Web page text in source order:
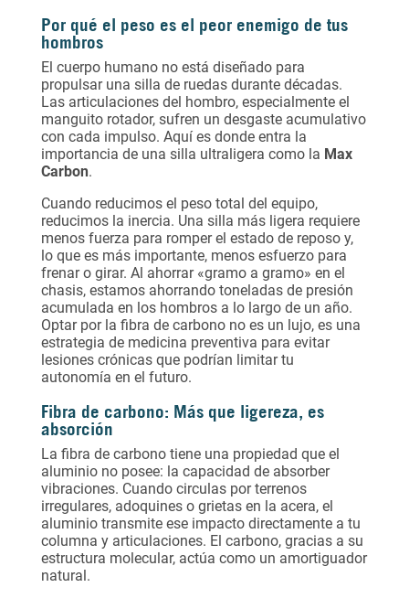
Por qué el peso es el peor enemigo de tus
hombros
El cuerpo humano no está diseñado para
propulsar una silla de ruedas durante décadas.
Las articulaciones del hombro, especialmente el
manguito rotador, sufren un desgaste acumulativo
con cada impulso. Aquí es donde entra la
importancia de una silla ultraligera como la Max
Carbon.
Cuando reducimos el peso total del equipo,
reducimos la inercia. Una silla más ligera requiere
menos fuerza para romper el estado de reposo y,
lo que es más importante, menos esfuerzo para
frenar o girar. Al ahorrar «gramo a gramo» en el
chasis, estamos ahorrando toneladas de presión
acumulada en los hombros a lo largo de un año.
Optar por la fibra de carbono no es un lujo, es una
estrategia de medicina preventiva para evitar
lesiones crónicas que podrían limitar tu
autonomía en el futuro.
Fibra de carbono: Más que ligereza, es
absorción
La fibra de carbono tiene una propiedad que el
aluminio no posee: la capacidad de absorber
vibraciones. Cuando circulas por terrenos
irregulares, adoquines o grietas en la acera, el
aluminio transmite ese impacto directamente a tu
columna y articulaciones. El carbono, gracias a su
estructura molecular, actúa como un amortiguador
natural.